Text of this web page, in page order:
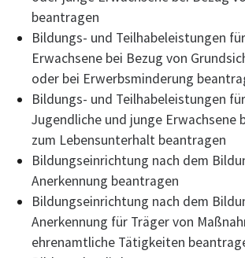
beantragen
Bildungs- und Teilhabeleistungen
Erwachsene bei Bezug von
oder bei Erwerbsminderung
Bildungs- und Teilhabeleistungen
Jugendliche und junge Erwachsene
zum Lebensunterhalt beantragen
Bildungseinrichtung nach dem
Anerkennung beantragen
Bildungseinrichtung nach dem
Anerkennung für Träger von
ehrenamtliche Tätigkeiten